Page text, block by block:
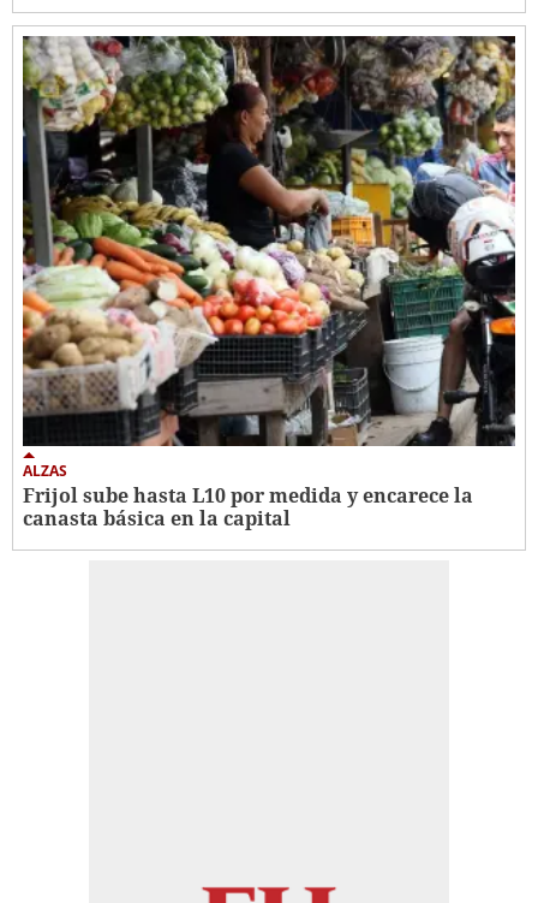
ALZAS
Frijol sube hasta L10 por medida y encarece la
canasta básica en la capital